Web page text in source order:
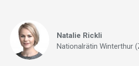
Natalie Rickli
Nationalrätin Winterthur